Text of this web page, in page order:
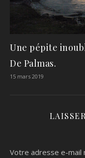
Une pépite
De Palmas.
15 mars 2019
Votre adresse e-mail